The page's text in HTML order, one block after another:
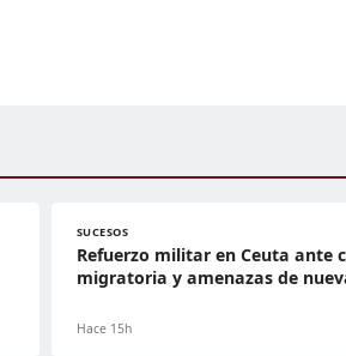
SUCESOS
Refuerzo militar en Ceuta ante
migratoria y amenazas de
Hace 15h